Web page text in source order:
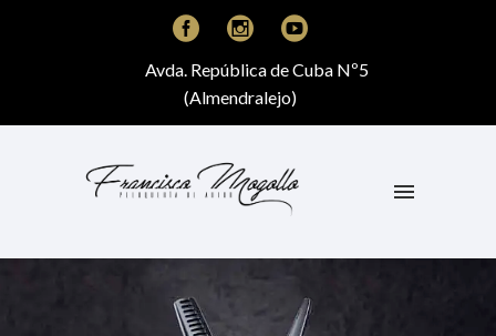
Avda. República de Cuba Nº5
(Almendralejo)